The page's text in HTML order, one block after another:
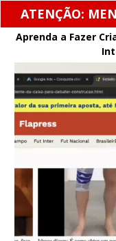
ATENÇÃO:
Aprenda a Fazer